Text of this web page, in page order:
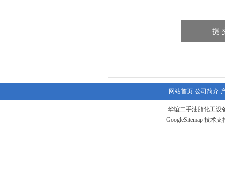
网站首页 公司简介
华谊二手油脂化工设
GoogleSitemap 技术支